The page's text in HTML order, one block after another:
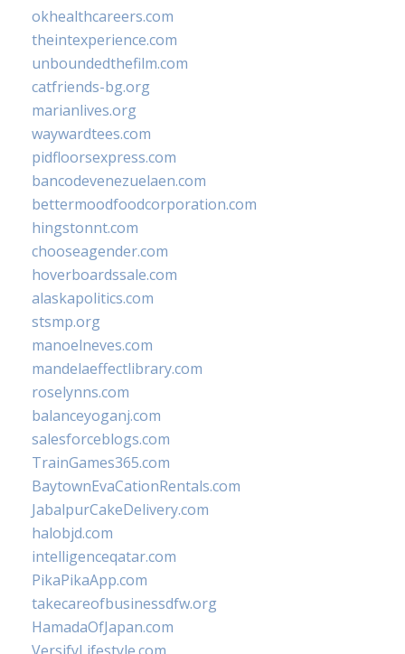
okhealthcareers.com
theintexperience.com
unboundedthefilm.com
catfriends-bg.org
marianlives.org
waywardtees.com
pidfloorsexpress.com
bancodevenezuelaen.com
bettermoodfoodcorporation.com
hingstonnt.com
chooseagender.com
hoverboardssale.com
alaskapolitics.com
stsmp.org
manoelneves.com
mandelaeffectlibrary.com
roselynns.com
balanceyoganj.com
salesforceblogs.com
TrainGames365.com
BaytownEvaCationRentals.com
JabalpurCakeDelivery.com
halobjd.com
intelligenceqatar.com
PikaPikaApp.com
takecareofbusinessdfw.org
HamadaOfJapan.com